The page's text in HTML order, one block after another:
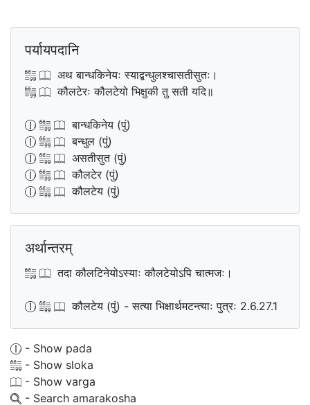
पर्यायपदानि
अथ बान्धकिनेयः स्याद्बन्धुलश्चासतीसुतः।
कौलटेरः कौलटेयो भिक्षुकी तु सती यदि॥
बान्धकिनेय (पुं)
बन्धुल (पुं)
असतीसुत (पुं)
कौलटेर (पुं)
कौलटेय (पुं)
अर्थान्तरम्
तदा कौलटिनेयोऽस्याः कौलटेयोऽपि चात्मजः।
कौलटेय (पुं) - सत्या भिक्षार्थमटन्त्याः पुत्रः 2.6.27.1
- Show pada
- Show sloka
- Show varga
- Search amarakosha